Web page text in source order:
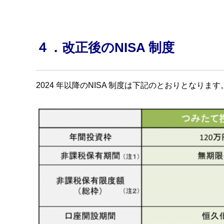
４．改正後のNISA 制度
2024 年以降のNISA 制度は下記のとおりとなります